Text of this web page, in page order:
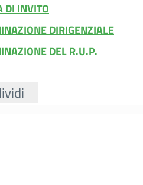
DI INVITO
DIRIGENZIALE
DEL R.U.P.